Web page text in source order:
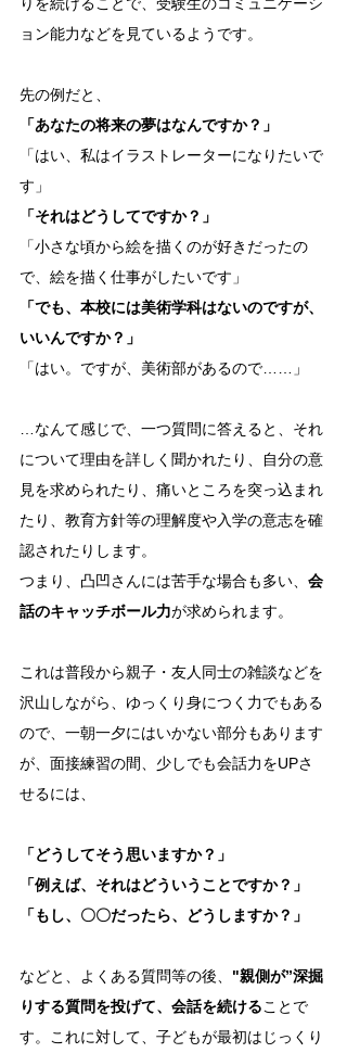
ョン能力などを見ているようです。
先の例だと、
「あなたの将来の夢はなんですか？」
「はい、私はイラストレーターになりたいで
す」
「それはどうしてですか？」
「小さな頃から絵を描くのが好きだったの
で、絵を描く仕事がしたいです」
「でも、本校には美術学科はないのですが、
いいんですか？」
「はい。ですが、美術部があるので……」
…なんて感じで、一つ質問に答えると、それ
について理由を詳しく聞かれたり、自分の意
見を求められたり、痛いところを突っ込まれ
たり、教育方針等の理解度や入学の意志を確
認されたりします。
つまり、凸凹さんには苦手な場合も多い、 会
話のキャッチボール力が求められます。
これは普段から親子・友人同士の雑談などを
沢山しながら、ゆっくり身につく力でもある
ので、一朝一夕にはいかない部分もあります
が、面接練習の間、少しでも会話力をUPさ
せるには、
「どうしてそう思いますか？」
「例えば、それはどういうことですか？」
「もし、〇〇だったら、どうしますか？」
などと、よくある質問等の後、 "親側が”深掘
りする質問を投げて、会話を続けることで
す。これに対して、子どもが最初はじっくり